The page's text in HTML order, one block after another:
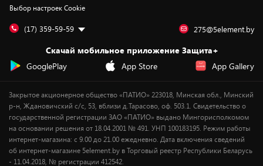
Дай пять добру!
Обработка персональных данных
Подарочные карты
Для мобильных устройств
Для компьютеров
Сервисные центры
Бонусы
Оплата частями
Уценка
Выбор настроек Cookie
(17) 359-59-59 275@5element.by
Скачай мобильное приложение Защита+
GooglePlay
App Store App Gallery
Закрытое акционерное общество «ПАТИО» 223018, Минская обл., Минский
р-н, Ждановичский с/с, 53, вблизи д.Тарасово, оф. 503.1. Свидетельство о
государственной регистрации ЗАО «ПАТИО» выдано Мингорисполкомом
на основании решения от 18.04.2001 № 491. УНП 100183195. Режим работы
интернет-магазина: с 9.00 до 21.00 ежедневно. Дата включения сведений
об интернет-магазине 5element.by в Торговый реестр Республики Беларусь
- 11.04.2018, № регистрации 412542.